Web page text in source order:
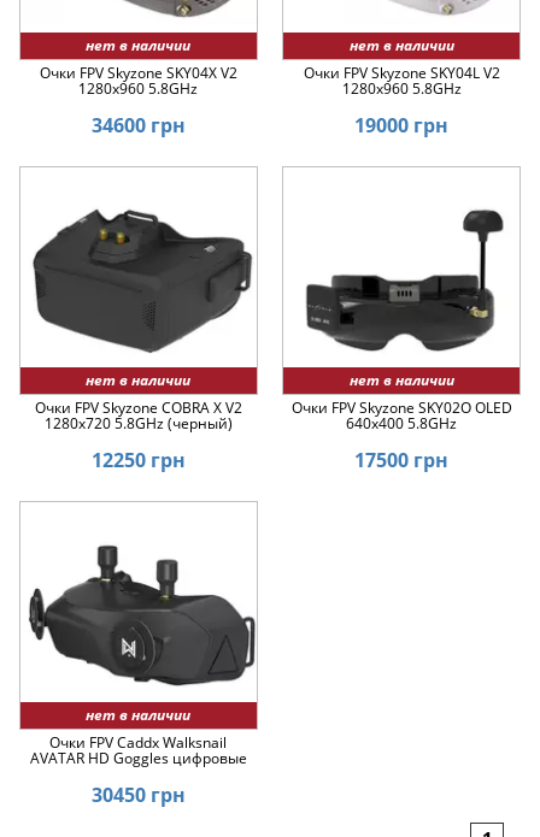
нет в наличии
Очки FPV Skyzone SKY04X V2
1280x960 5.8GHz
34600 грн
нет в наличии
Очки FPV Skyzone SKY04L V2
1280x960 5.8GHz
19000 грн
нет в наличии
Очки FPV Skyzone COBRA X V2
1280x720 5.8GHz (черный)
12250 грн
нет в наличии
Очки FPV Skyzone SKY02O OLED
640x400 5.8GHz
17500 грн
нет в наличии
Очки FPV Caddx Walksnail
AVATAR HD Goggles цифровые
30450 грн